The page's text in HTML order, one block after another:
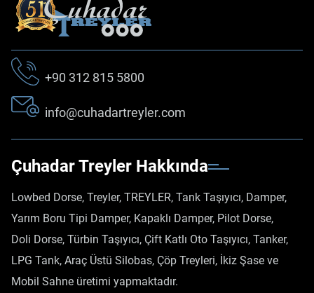
+90 312 815 5800
info@cuhadartreyler.com
Çuhadar Treyler Hakkında
Lowbed Dorse, Treyler, TREYLER, Tank Taşıyıcı, Damper,
Yarım Boru Tipi Damper, Kapaklı Damper, Pilot Dorse,
Doli Dorse, Türbin Taşıyıcı, Çift Katlı Oto Taşıyıcı, Tanker,
LPG Tank, Araç Üstü Silobas, Çöp Treyleri, İkiz Şase ve
Mobil Sahne üretimi yapmaktadır.